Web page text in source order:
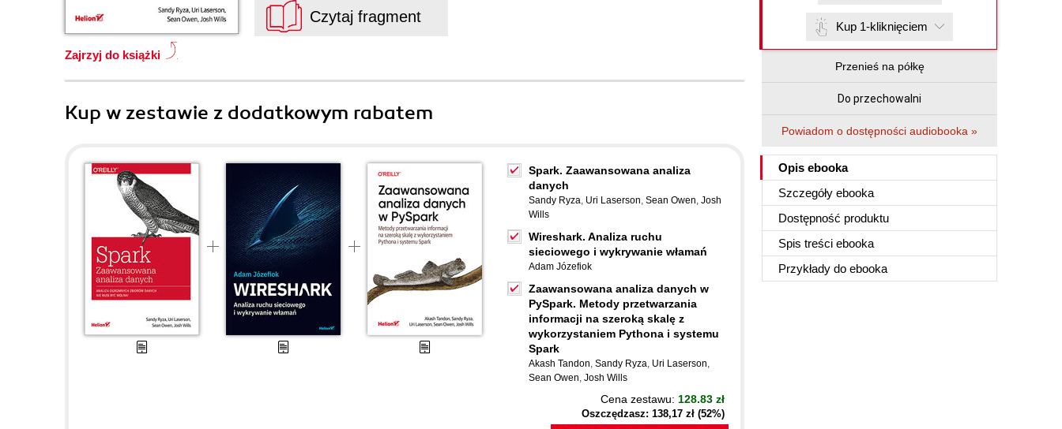
Zajrzyj do książki
Czytaj fragment
Kup 1-kliknięciem
Przenieś na półkę
Do przechowalni
Powiadom o dostępności audiobooka »
Opis ebooka
Szczegóły ebooka
Dostępność produktu
Spis treści ebooka
Przykłady do ebooka
Kup w zestawie z dodatkowym rabatem
Spark. Zaawansowana analiza
danych
Sandy Ryza, Uri Laserson, Sean Owen, Josh
Wills
Wireshark. Analiza ruchu
sieciowego i wykrywanie włamań
Adam Józefiok
Zaawansowana analiza danych w
PySpark. Metody przetwarzania
informacji na szeroką skalę z
wykorzystaniem Pythona i systemu
Spark
Akash Tandon, Sandy Ryza, Uri Laserson,
Sean Owen, Josh Wills
Cena zestawu: 128.83 zł
Oszczędzasz: 138,17 zł (52%)